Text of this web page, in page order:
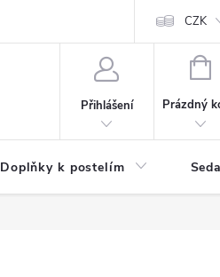
Podmínky ochrany osobních
CZK
Přihlášení
Prázdný
Doplňky k postelím